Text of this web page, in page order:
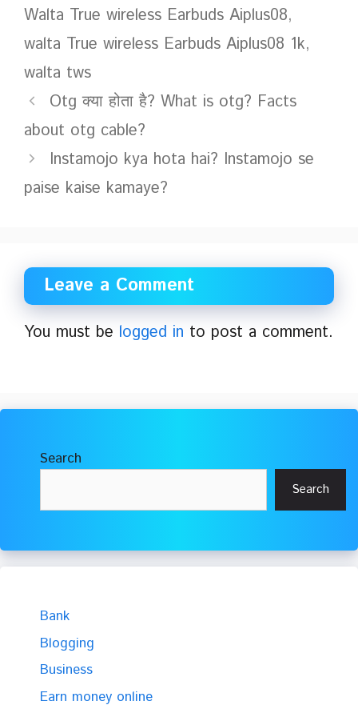
Walta True wireless Earbuds Aiplus08,
walta True wireless Earbuds Aiplus08 1k,
walta tws
Otg क्या होता है? What is otg? Facts
about otg cable?
Instamojo kya hota hai? Instamojo se
paise kaise kamaye?
Leave a Comment
You must be logged in to post a comment.
Search
Search
Bank
Blogging
Business
Earn money online